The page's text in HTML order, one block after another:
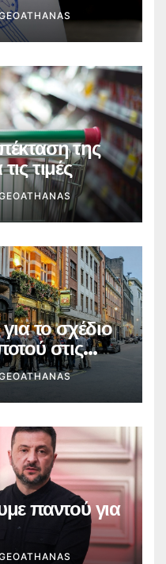
της
τιμές
το σχέδιο
στις
παντού για